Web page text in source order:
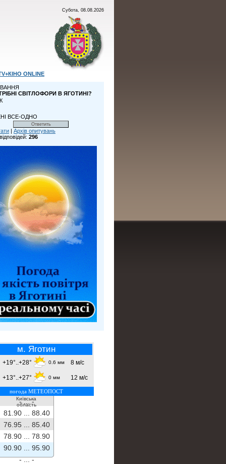
Субота, 08.08.2026
ONLINE
СВІТЛОФОРИ В ЯГОТИНІ?
ВСЕ-ОДНО
| Архів опитувань
296
м. Яготин
+19°..+28° 0.6 мм 8 м/с
+13°..+27° 0 мм 12 м/с
погода МЕТЕОПОСТ
Київська
область
- ...-
81.90 ...
88.40
76.95 ...
85.40
78.90 ...
78.90
90.90 ...
95.90
- ...-